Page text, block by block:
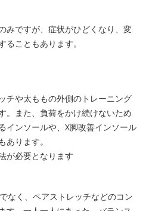
みですが、症状がひどくなり、変
こともあります。
チや太ももの外側のトレーニング
。また、負荷をかけ続けないため
インソールや、X脚改善インソール
あります。
が必要となります
なく、ペアストレッチなどのコン